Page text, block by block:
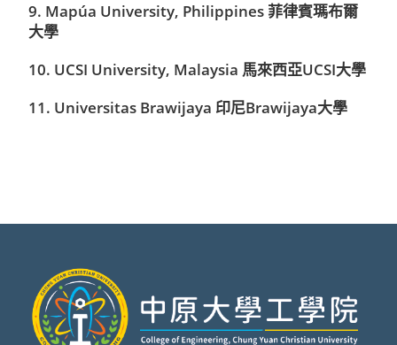
9. Mapúa University, Philippines 菲律賓瑪布爾
大學
10. UCSI University, Malaysia 馬來西亞UCSI大學
11. Universitas Brawijaya 印尼Brawijaya大學